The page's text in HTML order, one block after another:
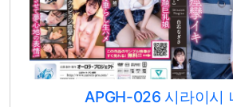
APGH-026 시라이시